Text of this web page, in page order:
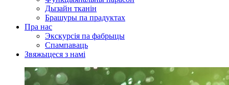
Дызайн тканін
Брашуры па прадуктах
Пра нас
Экскурсія па фабрыцы
Спампаваць
Звяжыцеся з намі